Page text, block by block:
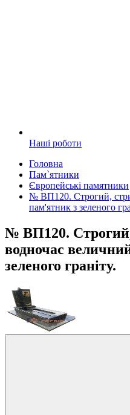
Наші роботи
Головна
Пам`ятники
Європейські памятники
№ ВП120. Строгий,
пам'ятник з зеленого
№ ВП120.
водночас
зеленого граніту.